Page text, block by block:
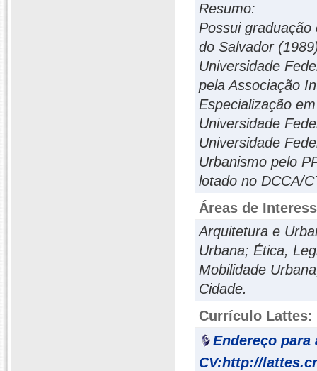
Resumo:
Possui
do Salvador
Universidade
pela Associação
Especialização
Universidade
Universidade
Urbanismo pelo
lotado no DCCA/
Áreas de
Arquitetura e
Urbana; Ética,
Mobilidade
Cidade.
Currículo Lattes:
Endereço para
CV:http://